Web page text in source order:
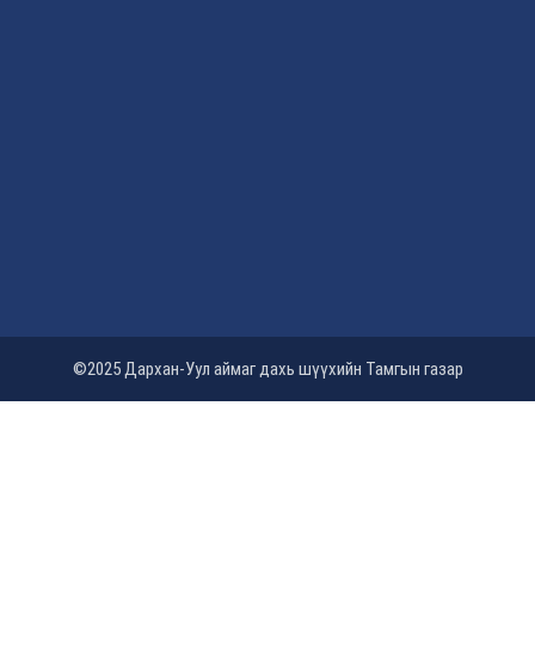
©2025 Дархан-Уул аймаг дахь шүүхийн Тамгын газар